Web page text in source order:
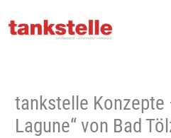
Inhalt
tankstelle Konzepte
Lagune“ von Bad